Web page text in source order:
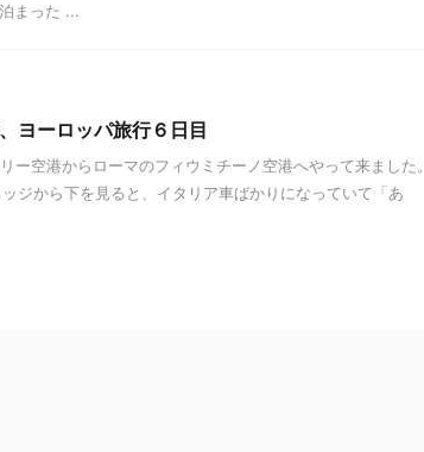
まった ...
ヨーロッパ旅行６日目
ー空港からローマのフィウミチーノ空港へやって来ました。
ジから下を見ると、イタリア車ばかりになっていて「あ